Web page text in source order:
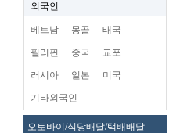
외국인
베트남 몽골 태국
필리핀 중국 교포
러시아 일본 미국
기타외국인
오토바이/식당배달/택배배달